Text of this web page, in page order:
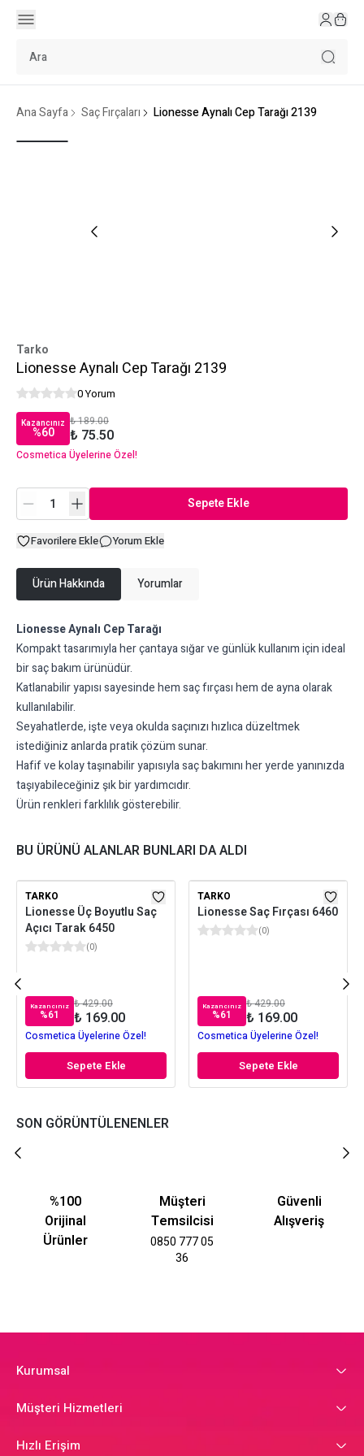
Ana Sayfa Saç Fırçaları Lionesse Aynalı Cep Tarağı 2139
Tarko
Lionesse Aynalı Cep Tarağı 2139
0 Yorum
Kazancınız
%60
₺ 189.00
₺ 75.50
Cosmetica Üyelerine Özel!
Sepete Ekle
Favorilere Ekle Yorum Ekle
Ürün Hakkında Yorumlar
Lionesse Aynalı Cep Tarağı
Kompakt tasarımıyla her çantaya sığar ve günlük kullanım için ideal
bir saç bakım ürünüdür.
Katlanabilir yapısı sayesinde hem saç fırçası hem de ayna olarak
kullanılabilir.
Seyahatlerde, işte veya okulda saçınızı hızlıca düzeltmek
istediğiniz anlarda pratik çözüm sunar.
Hafif ve kolay taşınabilir yapısıyla saç bakımını her yerde yanınızda
taşıyabileceğiniz şık bir yardımcıdır.
Ürün renkleri farklılık gösterebilir.
BU ÜRÜNÜ ALANLAR BUNLARI DA ALDI
TARKO
Lionesse Üç Boyutlu Saç
Açıcı Tarak 6450
(0)
Kazancınız
%61
₺ 429.00
₺ 169.00
Cosmetica Üyelerine Özel!
Sepete Ekle
TARKO
Lionesse Saç Fırçası 6460
(0)
Kazancınız
%61
₺ 429.00
₺ 169.00
Cosmetica Üyelerine Özel!
Sepete Ekle
SON GÖRÜNTÜLENENLER
%100
Orijinal
Ürünler
Müşteri
Temsilcisi
0850 777 05
36
Güvenli
Alışveriş
Kurumsal
Müşteri Hizmetleri
Hızlı Erişim